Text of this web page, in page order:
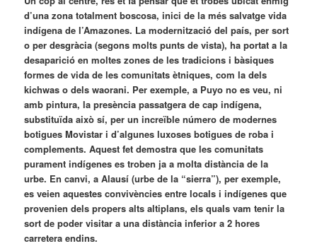
d’una zona totalment boscosa, inici de la més salvatge vida
indígena de l’Amazones. La modernització del país, per sort
o per desgràcia (segons molts punts de vista), ha portat a la
desaparició en moltes zones de les tradicions i bàsiques
formes de vida de les comunitats ètniques, com la dels
kichwas o dels waorani. Per exemple, a Puyo no es veu, ni
amb pintura, la presència passatgera de cap indígena,
substituïda això sí, per un increïble número de modernes
botigues Movistar i d’algunes luxoses botigues de roba i
complements. Aquest fet demostra que les comunitats
purament indígenes es troben ja a molta distància de la
urbe. En canvi, a Alausí (urbe de la “sierra”), per exemple,
es veien aquestes convivències entre locals i indígenes que
provenien dels propers alts altiplans, els quals vam tenir la
sort de poder visitar a una distància inferior a 2 hores
carretera endins.